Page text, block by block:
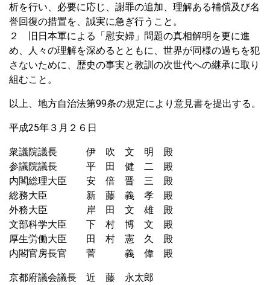
析を行い、必要に応じ、謝罪の追加、理解ある補償及び名
誉回復の措置を、誠実に急ぎ行うこと。
２ 旧日本軍による「慰安婦」問題の真相解明を更に進
め、人々の理解を深めるとともに、世界が同様の過ちを犯
さないために、歴史の事実と教訓の次世代への継承に取り
組むこと。
以上、地方自治法第99条の規定により意見書を提出する。
平成25年３月２６日
衆議院議長 伊 吹 文 明 殿
参議院議長 平 田 健 二 殿
内閣総理大臣 安 倍 晋 三 殿
総務大臣 新 藤 義 孝 殿
外務大臣 岸 田 文 雄 殿
文部科学大臣 下 村 博 文 殿
厚生労働大臣 田 村 憲 久 殿
内閣官房長官 菅 義 偉 殿
京都府議会議長 近 藤 永太郎